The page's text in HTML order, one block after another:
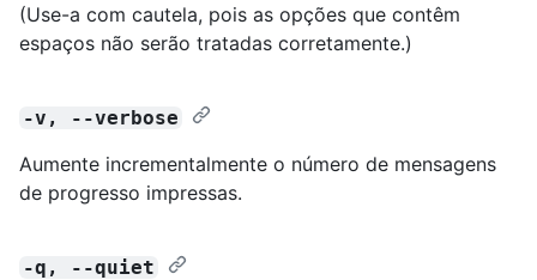
(Use-a com cautela, pois as opções que contêm
espaços não serão tratadas corretamente.)
-v, --verbose
Aumente incrementalmente o número de mensagens
de progresso impressas.
-q, --quiet